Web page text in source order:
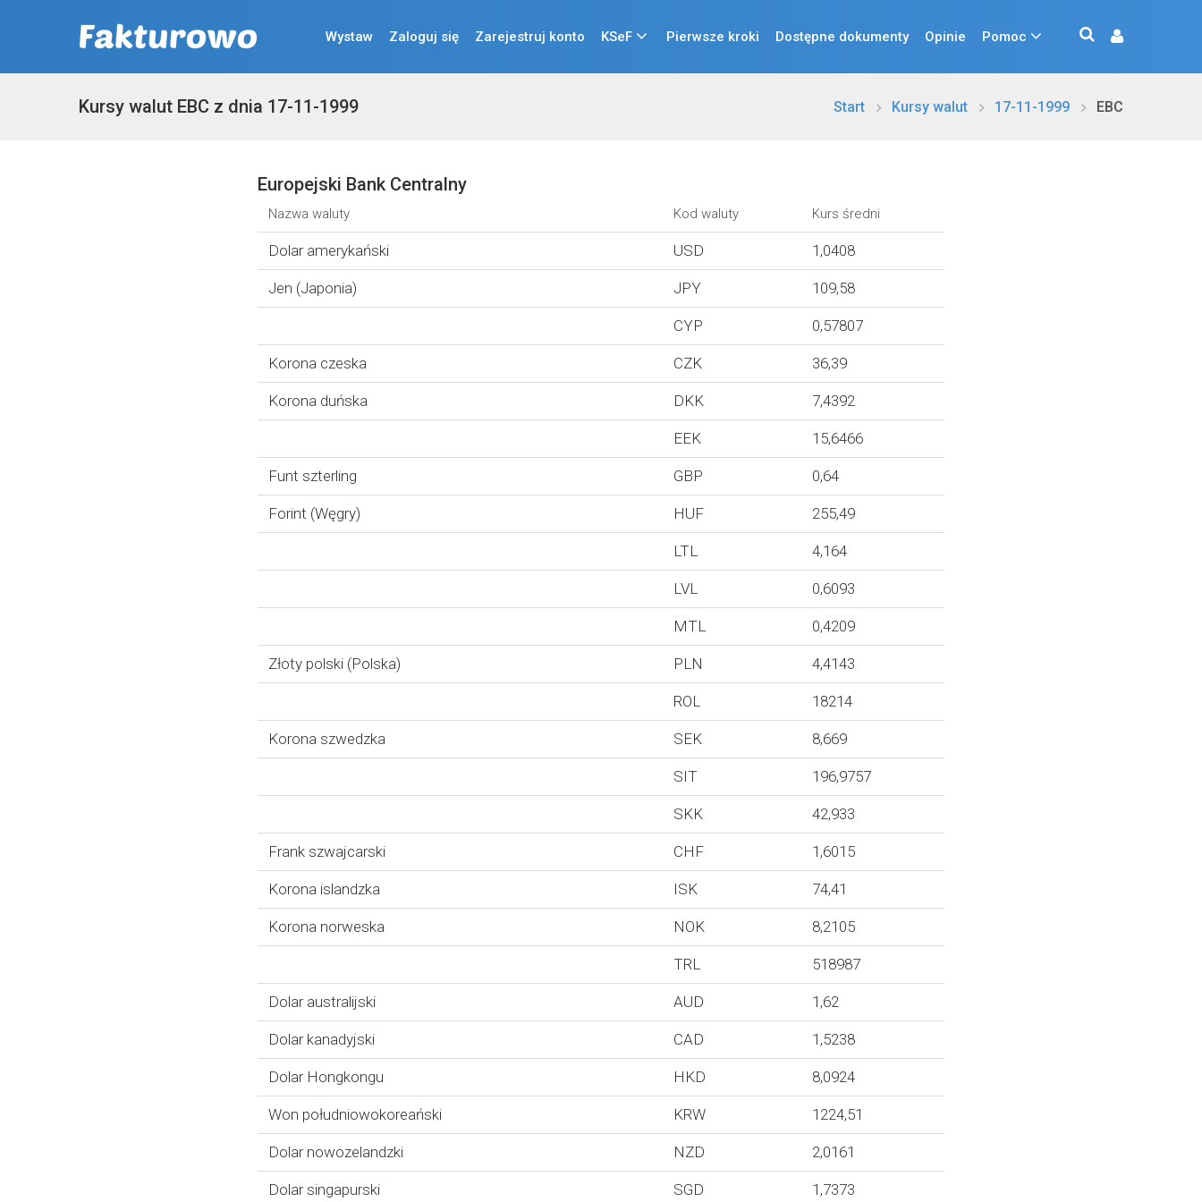
Wystaw Zaloguj się Zarejestruj konto KSeF Pierwsze kroki Dostępne dokumenty Opinie Pomoc
Kursy walut EBC z dnia 17-11-1999 Start Kursy walut 17-11-1999 EBC
Europejski Bank Centralny
Nazwa waluty Kod waluty Kurs średni
Dolar amerykański USD 1,0408
Jen (Japonia) JPY 109,58
CYP 0,57807
Korona czeska CZK 36,39
Korona duńska DKK 7,4392
EEK 15,6466
Funt szterling GBP 0,64
Forint (Węgry) HUF 255,49
LTL 4,164
LVL 0,6093
MTL 0,4209
Złoty polski (Polska) PLN 4,4143
ROL 18214
Korona szwedzka SEK 8,669
SIT 196,9757
SKK 42,933
Frank szwajcarski CHF 1,6015
Korona islandzka ISK 74,41
Korona norweska NOK 8,2105
TRL 518987
Dolar australijski AUD 1,62
Dolar kanadyjski CAD 1,5238
Dolar Hongkongu HKD 8,0924
Won południowokoreański KRW 1224,51
Dolar nowozelandzki NZD 2,0161
Dolar singapurski SGD 1,7373